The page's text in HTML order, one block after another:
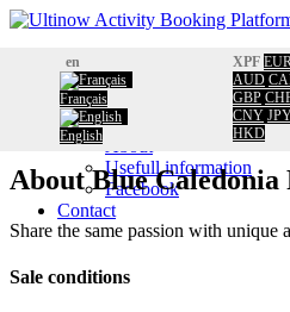
en
Français
English
XPF
AUD
GBP
CNY
HKD
Home
Booking
Calendar
Information
Usefull information
Facebook
Contact
Home/
About
AboutBlue
Share the same passion with unique
Sale conditions